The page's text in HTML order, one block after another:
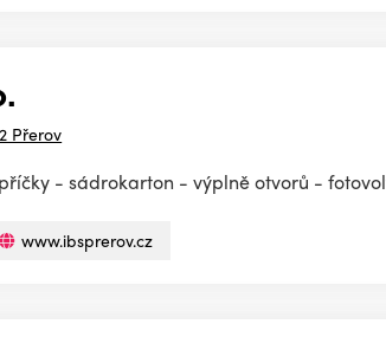
Přerov
- sádrokarton - výplně otvorů -
www.ibsprerov.cz